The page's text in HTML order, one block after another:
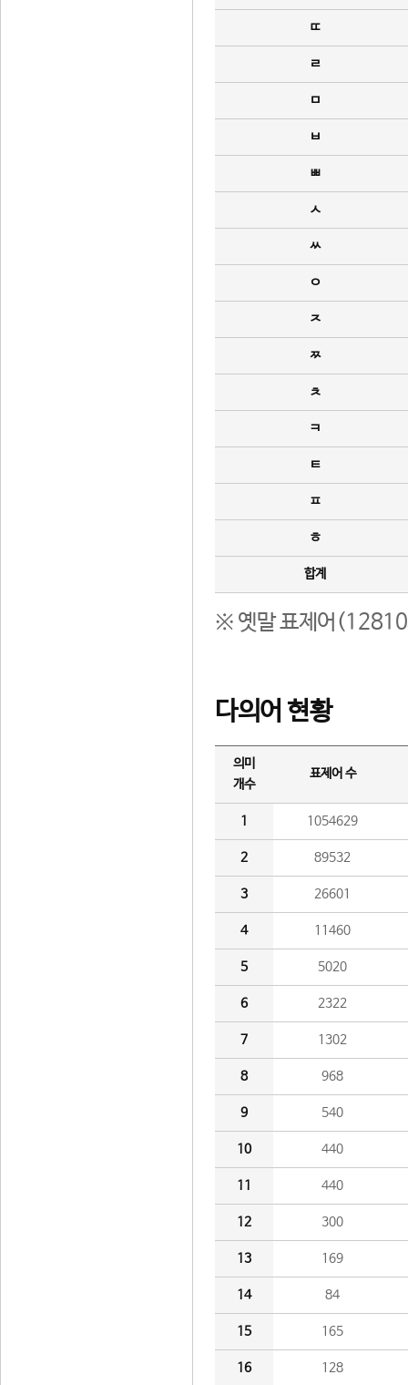
ㄸ
ㄹ
ㅁ
ㅂ
ㅃ
ㅅ
ㅆ
ㅇ
ㅈ
ㅉ
ㅊ
ㅋ
ㅌ
ㅍ
ㅎ
합계
※ 옛말 표제어(12810
다의어 현황
의미
개수
표제어 수
1 1054629
2 89532
3 26601
4 11460
5 5020
6 2322
7 1302
8 968
9 540
10 440
11 440
12 300
13 169
14 84
15 165
16 128